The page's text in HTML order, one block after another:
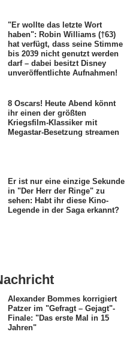
"Er wollte das letzte Wort
haben": Robin Williams (†63)
hat verfügt, dass seine Stimme
bis 2039 nicht genutzt werden
darf – dabei besitzt Disney
unveröffentlichte Aufnahmen!
8 Oscars! Heute Abend könnt
ihr einen der größten
Kriegsfilm-Klassiker mit
Megastar-Besetzung streamen
Er ist nur eine einzige Sekunde
in "Der Herr der Ringe" zu
sehen: Habt ihr diese Kino-
Legende in der Saga erkannt?
Alexander Bommes korrigiert
Patzer im "Gefragt – Gejagt"-
Finale: "Das erste Mal in 15
Jahren"